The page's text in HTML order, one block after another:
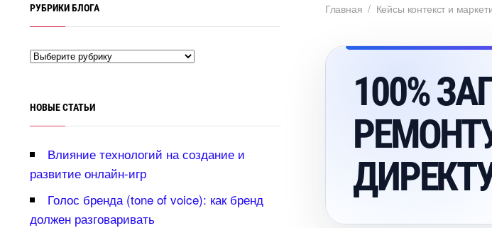
Главная / Кейсы контекст и
100%
РУБРИКИ БЛОГА
НОВЫЕ СТАТЬИ
лияние технологий на создание и
развитие онлайн-игр
Голос бренда (tone of voice): как бренд
должен разговаривать